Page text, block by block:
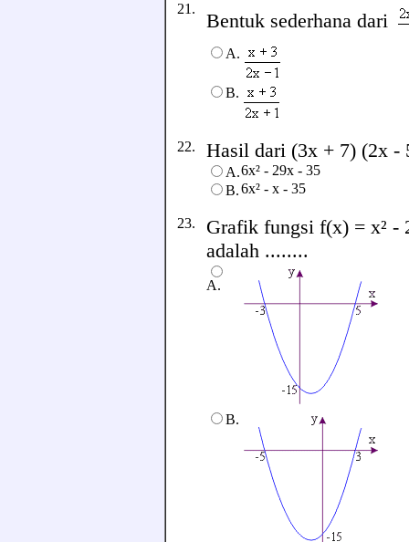
21.
Bentuk sederhana dari
A.
B.
22. Hasil dari (3x + 7) (2x -
A.6x² - 29x - 35
B.6x² - x - 35
23. Grafik fungsi f(x) = x² -
adalah ........
A.
B.